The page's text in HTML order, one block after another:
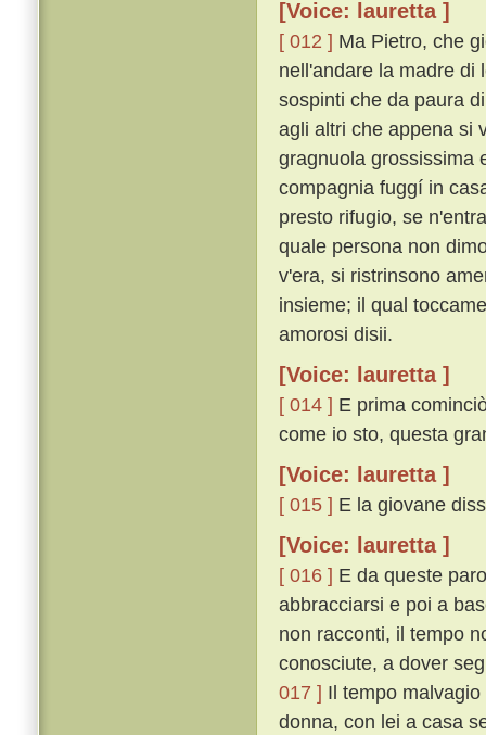
[Voice: lauretta ]
[ 012 ] Ma Pietro, che
nell'andare la madre di
sospinti che da paura
agli altri che appena si
gragnuola grossissima
compagnia fuggí in
presto rifugio, se
quale persona non
v'era, si ristrinsono
insieme; il qual
amorosi disii.
[Voice: lauretta ]
[ 014 ] E prima
come io sto, questa
[Voice: lauretta ]
[ 015 ] E la giovane
[Voice: lauretta ]
[ 016 ] E da queste
abbracciarsi e poi a
non racconti, il tempo
conosciute, a dover
017 ] Il tempo
donna, con lei a casa